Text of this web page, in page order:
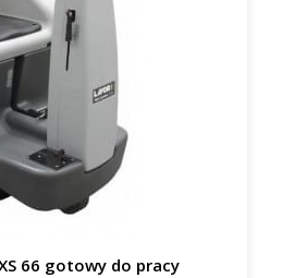
66 gotowy do pracy